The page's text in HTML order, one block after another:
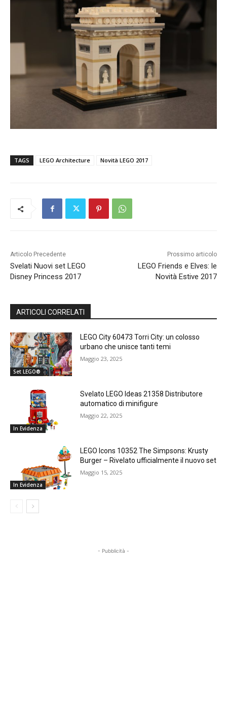
TAGS LEGO Architecture Novità LEGO 2017
Articolo Precedente
Svelati Nuovi set LEGO
Disney Princess 2017
Prossimo articolo
LEGO Friends e Elves: le
Novità Estive 2017
ARTICOLI CORRELATI
Set LEGO®
LEGO City 60473 Torri City: un colosso
urbano che unisce tanti temi
Maggio 23, 2025
In Evidenza
Svelato LEGO Ideas 21358 Distributore
automatico di minifigure
Maggio 22, 2025
In Evidenza
LEGO Icons 10352 The Simpsons: Krusty
Burger – Rivelato ufficialmente il nuovo set
Maggio 15, 2025
- Pubblicità -